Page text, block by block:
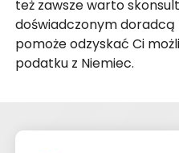
też zawsze warto
doświadczonym
pomoże odzyskać Ci
podatku z Niemiec.